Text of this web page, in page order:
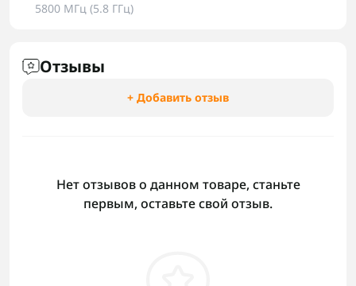
5800 МГц (5.8 ГГц)
Отзывы
+ Добавить отзыв
Нет отзывов о данном товаре, станьте
первым, оставьте свой отзыв.